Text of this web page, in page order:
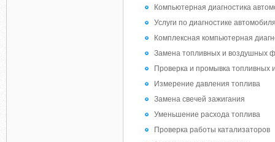
Компьютерная диагностика
Услуги по диагностике
Комплексная компьютерная
Замена топливных и воздушных
Проверка и промывка топливных
Измерение давления топлива
Замена свечей зажигания
Уменьшение расхода топлива
Проверка работы катализаторов